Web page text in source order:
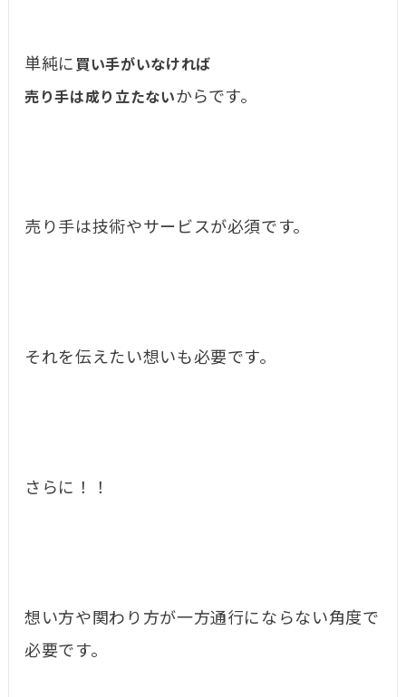
単純に 買い手がいなければ
売り手は成り立たないからです。
売り手は技術やサービスが必須です。
それを伝えたい想いも必要です。
さらに！！
想い方や関わり方が一方通行にならない角度で
必要です。